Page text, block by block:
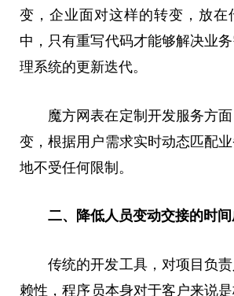
变，企业面对这样的转变，放在
中，只有重写代码才能够解决业
理系统的更新迭代。
魔方网表在定制开发服务方
变，根据用户需求实时动态匹配
地不受任何限制。
二、降低人员变动交接的时间
传统的开发工具，对项目负
赖性 ，程序员本身对于客户来说